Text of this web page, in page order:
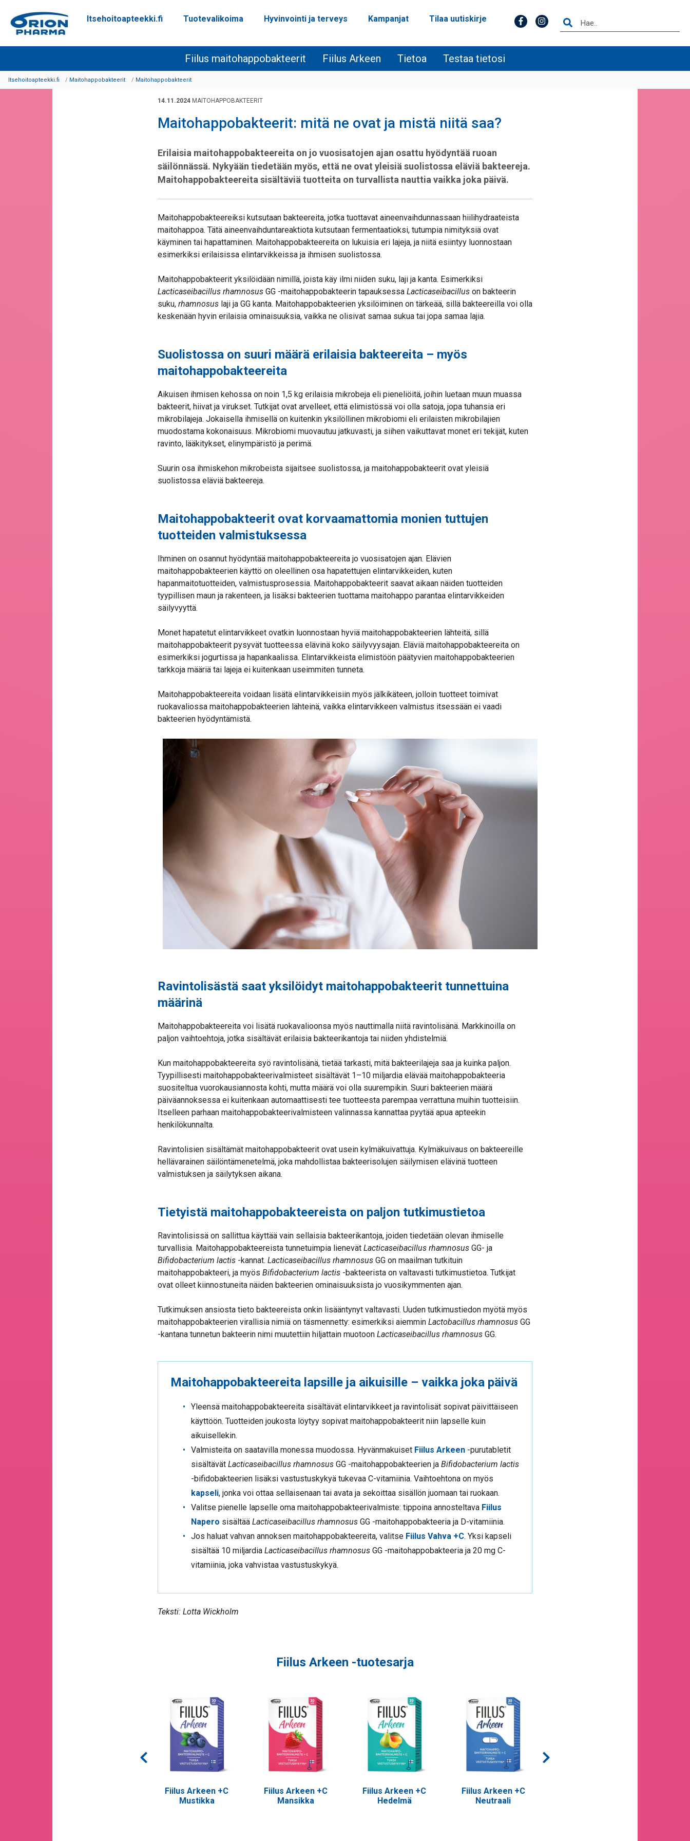
Siirry sisältöön
Itsehoitoapteekki.fi Tuotevalikoima Hyvinvointi ja terveys Kampanjat Tilaa uutiskirje
Fiilus maitohappobakteerit Fiilus Arkeen Tietoa Testaa tietosi
Itsehoitoapteekki.fi Maitohappobakteerit Maitohappobakteerit
14.11.2024 MAITOHAPPOBAKTEERIT
Maitohappobakteerit: mitä ne ovat ja mistä niitä saa?
Erilaisia maitohappobakteereita on jo vuosisatojen ajan osattu hyödyntää ruoan
säilönnässä. Nykyään tiedetään myös, että ne ovat yleisiä suolistossa eläviä bakteereja.
Maitohappobakteereita sisältäviä tuotteita on turvallista nauttia vaikka joka päivä.
Maitohappobakteereiksi kutsutaan bakteereita, jotka tuottavat aineenvaihdunnassaan hiilihydraateista
maitohappoa. Tätä aineenvaihduntareaktiota kutsutaan fermentaatioksi, tutumpia nimityksiä ovat
käyminen tai hapattaminen. Maitohappobakteereita on lukuisia eri lajeja, ja niitä esiintyy luonnostaan
esimerkiksi erilaisissa elintarvikkeissa ja ihmisen suolistossa.
Maitohappobakteerit yksilöidään nimillä, joista käy ilmi niiden suku, laji ja kanta. Esimerkiksi
Lacticaseibacillus rhamnosus GG -maitohappobakteerin tapauksessa Lacticaseibacillus on bakteerin
suku, rhamnosus laji ja GG kanta. Maitohappobakteerien yksilöiminen on tärkeää, sillä bakteereilla voi olla
keskenään hyvin erilaisia ominaisuuksia, vaikka ne olisivat samaa sukua tai jopa samaa lajia.
Suolistossa on suuri määrä erilaisia bakteereita – myös
maitohappobakteereita
Aikuisen ihmisen kehossa on noin 1,5 kg erilaisia mikrobeja eli pieneliöitä, joihin luetaan muun muassa
bakteerit, hiivat ja virukset. Tutkijat ovat arvelleet, että elimistössä voi olla satoja, jopa tuhansia eri
mikrobilajeja. Jokaisella ihmisellä on kuitenkin yksilöllinen mikrobiomi eli erilaisten mikrobilajien
muodostama kokonaisuus. Mikrobiomi muovautuu jatkuvasti, ja siihen vaikuttavat monet eri tekijät, kuten
ravinto, lääkitykset, elinympäristö ja perimä.
Suurin osa ihmiskehon mikrobeista sijaitsee suolistossa, ja maitohappobakteerit ovat yleisiä
suolistossa eläviä bakteereja.
Maitohappobakteerit ovat korvaamattomia monien tuttujen
tuotteiden valmistuksessa
Ihminen on osannut hyödyntää maitohappobakteereita jo vuosisatojen ajan. Elävien
maitohappobakteerien käyttö on oleellinen osa hapatettujen elintarvikkeiden, kuten
hapanmaitotuotteiden, valmistusprosessia. Maitohappobakteerit saavat aikaan näiden tuotteiden
tyypillisen maun ja rakenteen, ja lisäksi bakteerien tuottama maitohappo parantaa elintarvikkeiden
säilyvyyttä.
Monet hapatetut elintarvikkeet ovatkin luonnostaan hyviä maitohappobakteerien lähteitä, sillä
maitohappobakteerit pysyvät tuotteessa elävinä koko säilyvyysajan. Eläviä maitohappobakteereita on
esimerkiksi jogurtissa ja hapankaalissa. Elintarvikkeista elimistöön päätyvien maitohappobakteerien
tarkkoja määriä tai lajeja ei kuitenkaan useimmiten tunneta.
Maitohappobakteereita voidaan lisätä elintarvikkeisiin myös jälkikäteen, jolloin tuotteet toimivat
ruokavaliossa maitohappobakteerien lähteinä, vaikka elintarvikkeen valmistus itsessään ei vaadi
bakteerien hyödyntämistä.
Ravintolisästä saat yksilöidyt maitohappobakteerit tunnettuina
määrinä
Maitohappobakteereita voi lisätä ruokavalioonsa myös nauttimalla niitä ravintolisänä. Markkinoilla on
paljon vaihtoehtoja, jotka sisältävät erilaisia bakteerikantoja tai niiden yhdistelmiä.
Kun maitohappobakteereita syö ravintolisänä, tietää tarkasti, mitä bakteerilajeja saa ja kuinka paljon.
Tyypillisesti maitohappobakteerivalmisteet sisältävät 1–10 miljardia elävää maitohappobakteeria
suositeltua vuorokausiannosta kohti, mutta määrä voi olla suurempikin. Suuri bakteerien määrä
päiväannoksessa ei kuitenkaan automaattisesti tee tuotteesta parempaa verrattuna muihin tuotteisiin.
Itselleen parhaan maitohappobakteerivalmisteen valinnassa kannattaa pyytää apua apteekin
henkilökunnalta.
Ravintolisien sisältämät maitohappobakteerit ovat usein kylmäkuivattuja. Kylmäkuivaus on bakteereille
hellävarainen säilöntämenetelmä, joka mahdollistaa bakteerisolujen säilymisen elävinä tuotteen
valmistuksen ja säilytyksen aikana.
Tietyistä maitohappobakteereista on paljon tutkimustietoa
Ravintolisissä on sallittua käyttää vain sellaisia bakteerikantoja, joiden tiedetään olevan ihmiselle
turvallisia. Maitohappobakteereista tunnetuimpia lienevät Lacticaseibacillus rhamnosus GG- ja
Bifidobacterium lactis -kannat. Lacticaseibacillus rhamnosus GG on maailman tutkituin
maitohappobakteeri, ja myös Bifidobacterium lactis -bakteerista on valtavasti tutkimustietoa. Tutkijat
ovat olleet kiinnostuneita näiden bakteerien ominaisuuksista jo vuosikymmenten ajan.
Tutkimuksen ansiosta tieto bakteereista onkin lisääntynyt valtavasti. Uuden tutkimustiedon myötä myös
maitohappobakteerien virallisia nimiä on täsmennetty: esimerkiksi aiemmin Lactobacillus rhamnosus GG
-kantana tunnetun bakteerin nimi muutettiin hiljattain muotoon Lacticaseibacillus rhamnosus GG.
Maitohappobakteereita lapsille ja aikuisille – vaikka joka päivä
Yleensä maitohappobakteereita sisältävät elintarvikkeet ja ravintolisät sopivat päivittäiseen
käyttöön. Tuotteiden joukosta löytyy sopivat maitohappobakteerit niin lapselle kuin
aikuisellekin.
Valmisteita on saatavilla monessa muodossa. Hyvänmakuiset Fiilus Arkeen -purutabletit
sisältävät Lacticaseibacillus rhamnosus GG -maitohappobakteerien ja Bifidobacterium lactis
-bifidobakteerien lisäksi vastustuskykyä tukevaa C-vitamiinia. Vaihtoehtona on myös
kapseli, jonka voi ottaa sellaisenaan tai avata ja sekoittaa sisällön juomaan tai ruokaan.
Valitse pienelle lapselle oma maitohappobakteerivalmiste: tippoina annosteltava Fiilus
Napero sisältää Lacticaseibacillus rhamnosus GG -maitohappobakteeria ja D-vitamiinia.
Jos haluat vahvan annoksen maitohappobakteereita, valitse Fiilus Vahva +C. Yksi kapseli
sisältää 10 miljardia Lacticaseibacillus rhamnosus GG -maitohappobakteeria ja 20 mg C-
vitamiinia, joka vahvistaa vastustuskykyä.
Teksti: Lotta Wickholm
Fiilus Arkeen -tuotesarja
Fiilus Arkeen +C
Mustikka
Fiilus Arkeen +C
Mansikka
Fiilus Arkeen +C
Hedelmä
Fiilus Arkeen +C
Neutraali